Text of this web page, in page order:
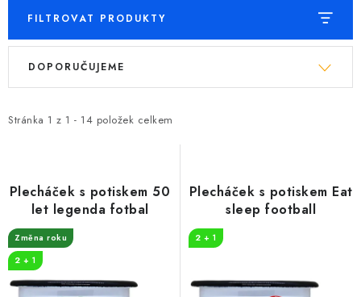
Kontakty
FILTROVAT PRODUKTY
V
i
r
d
u
k
Stránka 1 z 1 - 14 položek celkem
Ř
e
p
o
d
u
DOPORUČUJEME
Plecháček s potiskem 50
let legenda fotbal
Změna roku
2 + 1
Plecháček s potiskem Eat
sleep football
2 + 1